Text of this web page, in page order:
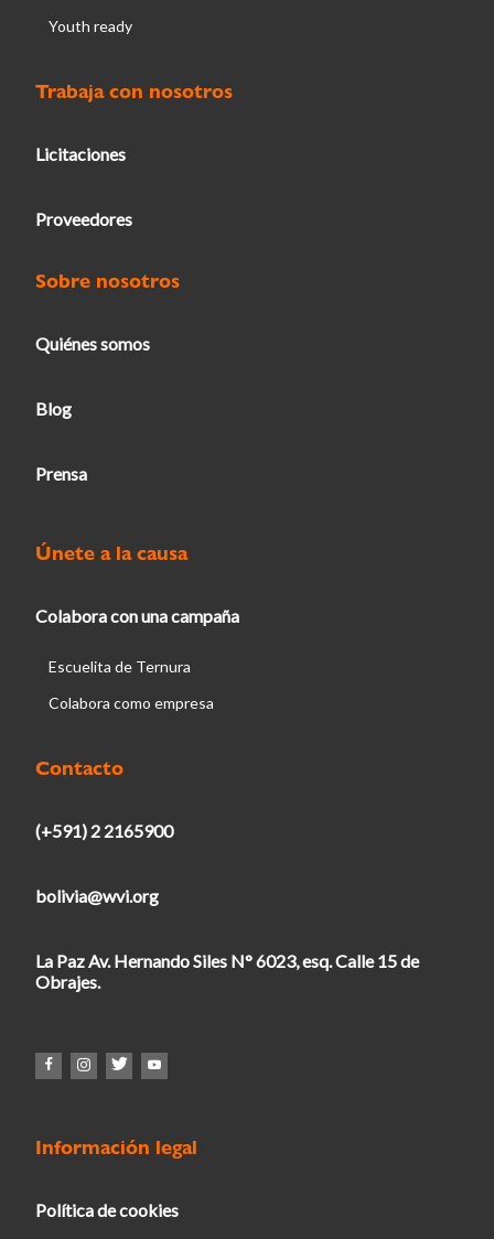
Youth ready
Trabaja con nosotros
Licitaciones
Proveedores
Sobre nosotros
Quiénes somos
Blog
Prensa
Únete a la causa
Colabora con una campaña
Escuelita de Ternura
Colabora como empresa
Contacto
(+591) 2 2165900
bolivia@wvi.org
La Paz Av. Hernando Siles N° 6023, esq. Calle 15 de
Obrajes.
Información legal
Política de cookies